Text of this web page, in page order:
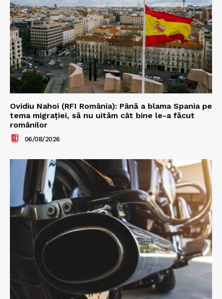
Ovidiu Nahoi (RFI România): Până a blama Spania pe
tema migrației, să nu uităm cât bine le-a făcut
românilor
06/08/2026